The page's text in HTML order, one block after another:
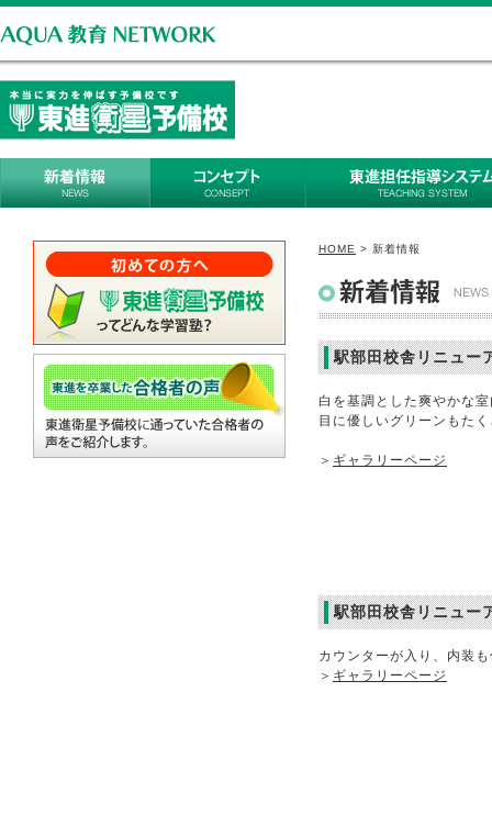
HOME > 新着情報
新着情報｜東進衛星予備校
駅部田校舎リニュー
白を基調とした爽やかな
目に優しいグリーンもた
＞ ギャラリーページ
駅部田校舎リニュー
カウンターが入り、内装
＞ ギャラリーページ